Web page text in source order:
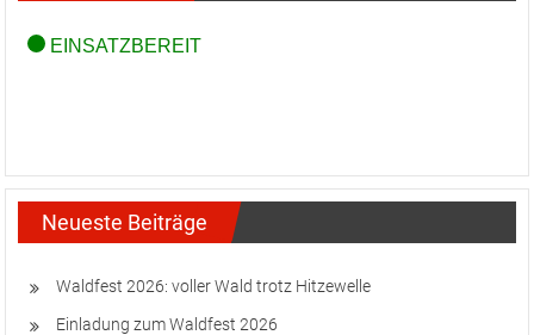
Neueste Beiträge
Waldfest 2026: voller Wald trotz Hitzewelle
Einladung zum Waldfest 2026